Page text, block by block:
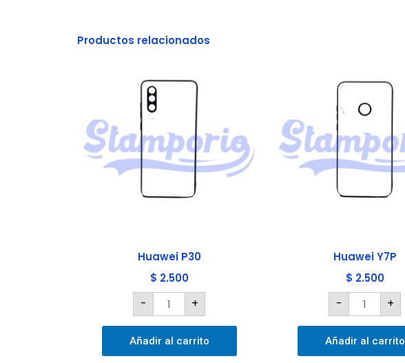
Productos relacionados
Huawei P30
$ 2.500
-
cantidad
+
Añadir al carrito
Huawei Y7P
$ 2.500
-
cantidad
+
Añadir al carrito